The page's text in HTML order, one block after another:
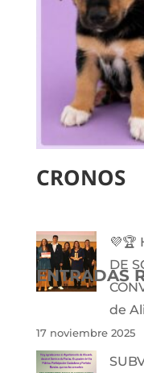
CRONOS
ENTRADAS
💜🏆
DE
de
17 noviembre 2025